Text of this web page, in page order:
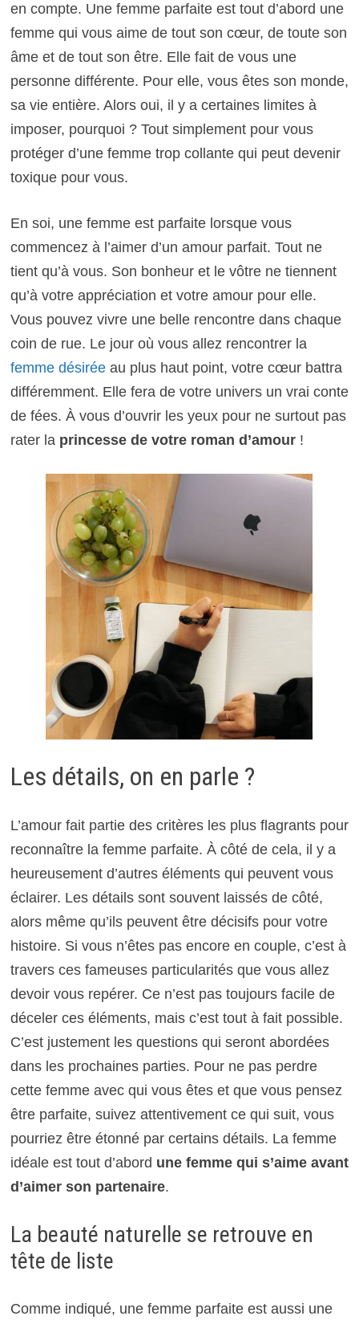
en compte. Une femme parfaite est tout d’abord une
femme qui vous aime de tout son cœur, de toute son
âme et de tout son être. Elle fait de vous une
personne différente. Pour elle, vous êtes son monde,
sa vie entière. Alors oui, il y a certaines limites à
imposer, pourquoi ? Tout simplement pour vous
protéger d’une femme trop collante qui peut devenir
toxique pour vous.
En soi, une femme est parfaite lorsque vous
commencez à l’aimer d’un amour parfait. Tout ne
tient qu’à vous. Son bonheur et le vôtre ne tiennent
qu’à votre appréciation et votre amour pour elle.
Vous pouvez vivre une belle rencontre dans chaque
coin de rue. Le jour où vous allez rencontrer la
femme désiréeau plus haut point, votre cœur battra
différemment. Elle fera de votre univers un vrai conte
de fées. À vous d’ouvrir les yeux pour ne surtout pas
rater la princesse de votre roman d’amour!
Les détails, on en parle ?
L’amour fait partie des critères les plus flagrants pour
reconnaître la femme parfaite. À côté de cela, il y a
heureusement d’autres éléments qui peuvent vous
éclairer. Les détails sont souvent laissés de côté,
alors même qu’ils peuvent être décisifs pour votre
histoire. Si vous n’êtes pas encore en couple, c’est à
travers ces fameuses particularités que vous allez
devoir vous repérer. Ce n’est pas toujours facile de
déceler ces éléments, mais c’est tout à fait possible.
C’est justement les questions qui seront abordées
dans les prochaines parties. Pour ne pas perdre
cette femme avec qui vous êtes et que vous pensez
être parfaite, suivez attentivement ce qui suit, vous
pourriez être étonné par certains détails. La femme
idéale est tout d’abord une femme qui s’aime avant
d’aimer son partenaire.
La beauté naturelle se retrouve en
tête de liste
Comme indiqué, une femme parfaite est aussi une